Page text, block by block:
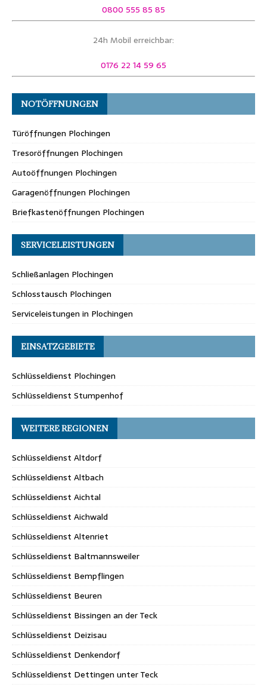
0800 555 85 85
24h Mobil erreichbar:
0176 22 14 59 65
NOTÖFFNUNGEN
Türöffnungen Plochingen
Tresoröffnungen Plochingen
Autoöffnungen Plochingen
Garagenöffnungen Plochingen
Briefkastenöffnungen Plochingen
SERVICELEISTUNGEN
Schließanlagen Plochingen
Schlosstausch Plochingen
Serviceleistungen in Plochingen
EINSATZGEBIETE
Schlüsseldienst Plochingen
Schlüsseldienst Stumpenhof
WEITERE REGIONEN
Schlüsseldienst Altdorf
Schlüsseldienst Altbach
Schlüsseldienst Aichtal
Schlüsseldienst Aichwald
Schlüsseldienst Altenriet
Schlüsseldienst Baltmannsweiler
Schlüsseldienst Bempflingen
Schlüsseldienst Beuren
Schlüsseldienst Bissingen an der Teck
Schlüsseldienst Deizisau
Schlüsseldienst Denkendorf
Schlüsseldienst Dettingen unter Teck